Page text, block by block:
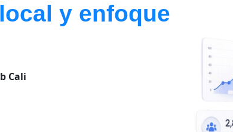
y enfoque
Cali